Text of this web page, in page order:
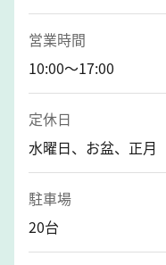
営業時間
10:00～17:00
定休日
水曜日、お盆、正月
駐車場
20台